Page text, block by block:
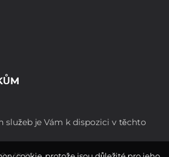
služeb je Vám k dispozici v těchto